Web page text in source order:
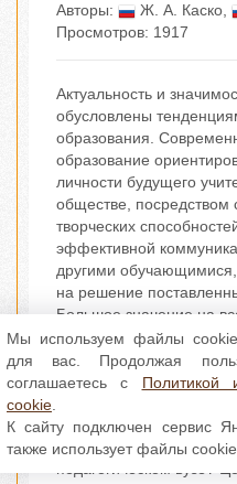
Авторы:
Ж. А. Каско,
Просмотров: 1917
Актуальность и
обусловлены
образования.
образование
личности будущего
обществе, посредством
творческих
эффективной
другими обучающимися,
на решение
Большое значение на
стала иметь
учителя как особая
совершенствоваться и
профессиональном
вопрос: каковы пути
мотивации будущего
педагогическом вузе?
Мы используем файлы
для вас. Продолжая
соглашаетесь с Политикой
cookie
К сайту подключен сервис
также использует файлы